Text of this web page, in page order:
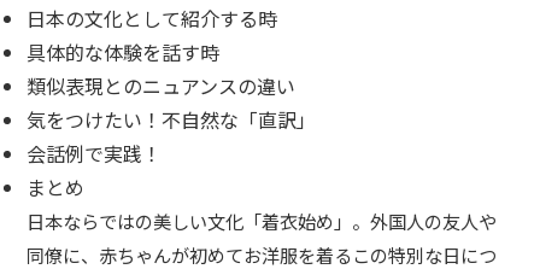
日本の文化として紹介する時
具体的な体験を話す時
類似表現とのニュアンスの違い
気をつけたい！不自然な「直訳」
会話例で実践！
まとめ
日本ならではの美しい文化「着衣始め」。外国人の友人や
同僚に、赤ちゃんが初めてお洋服を着るこの特別な日につ